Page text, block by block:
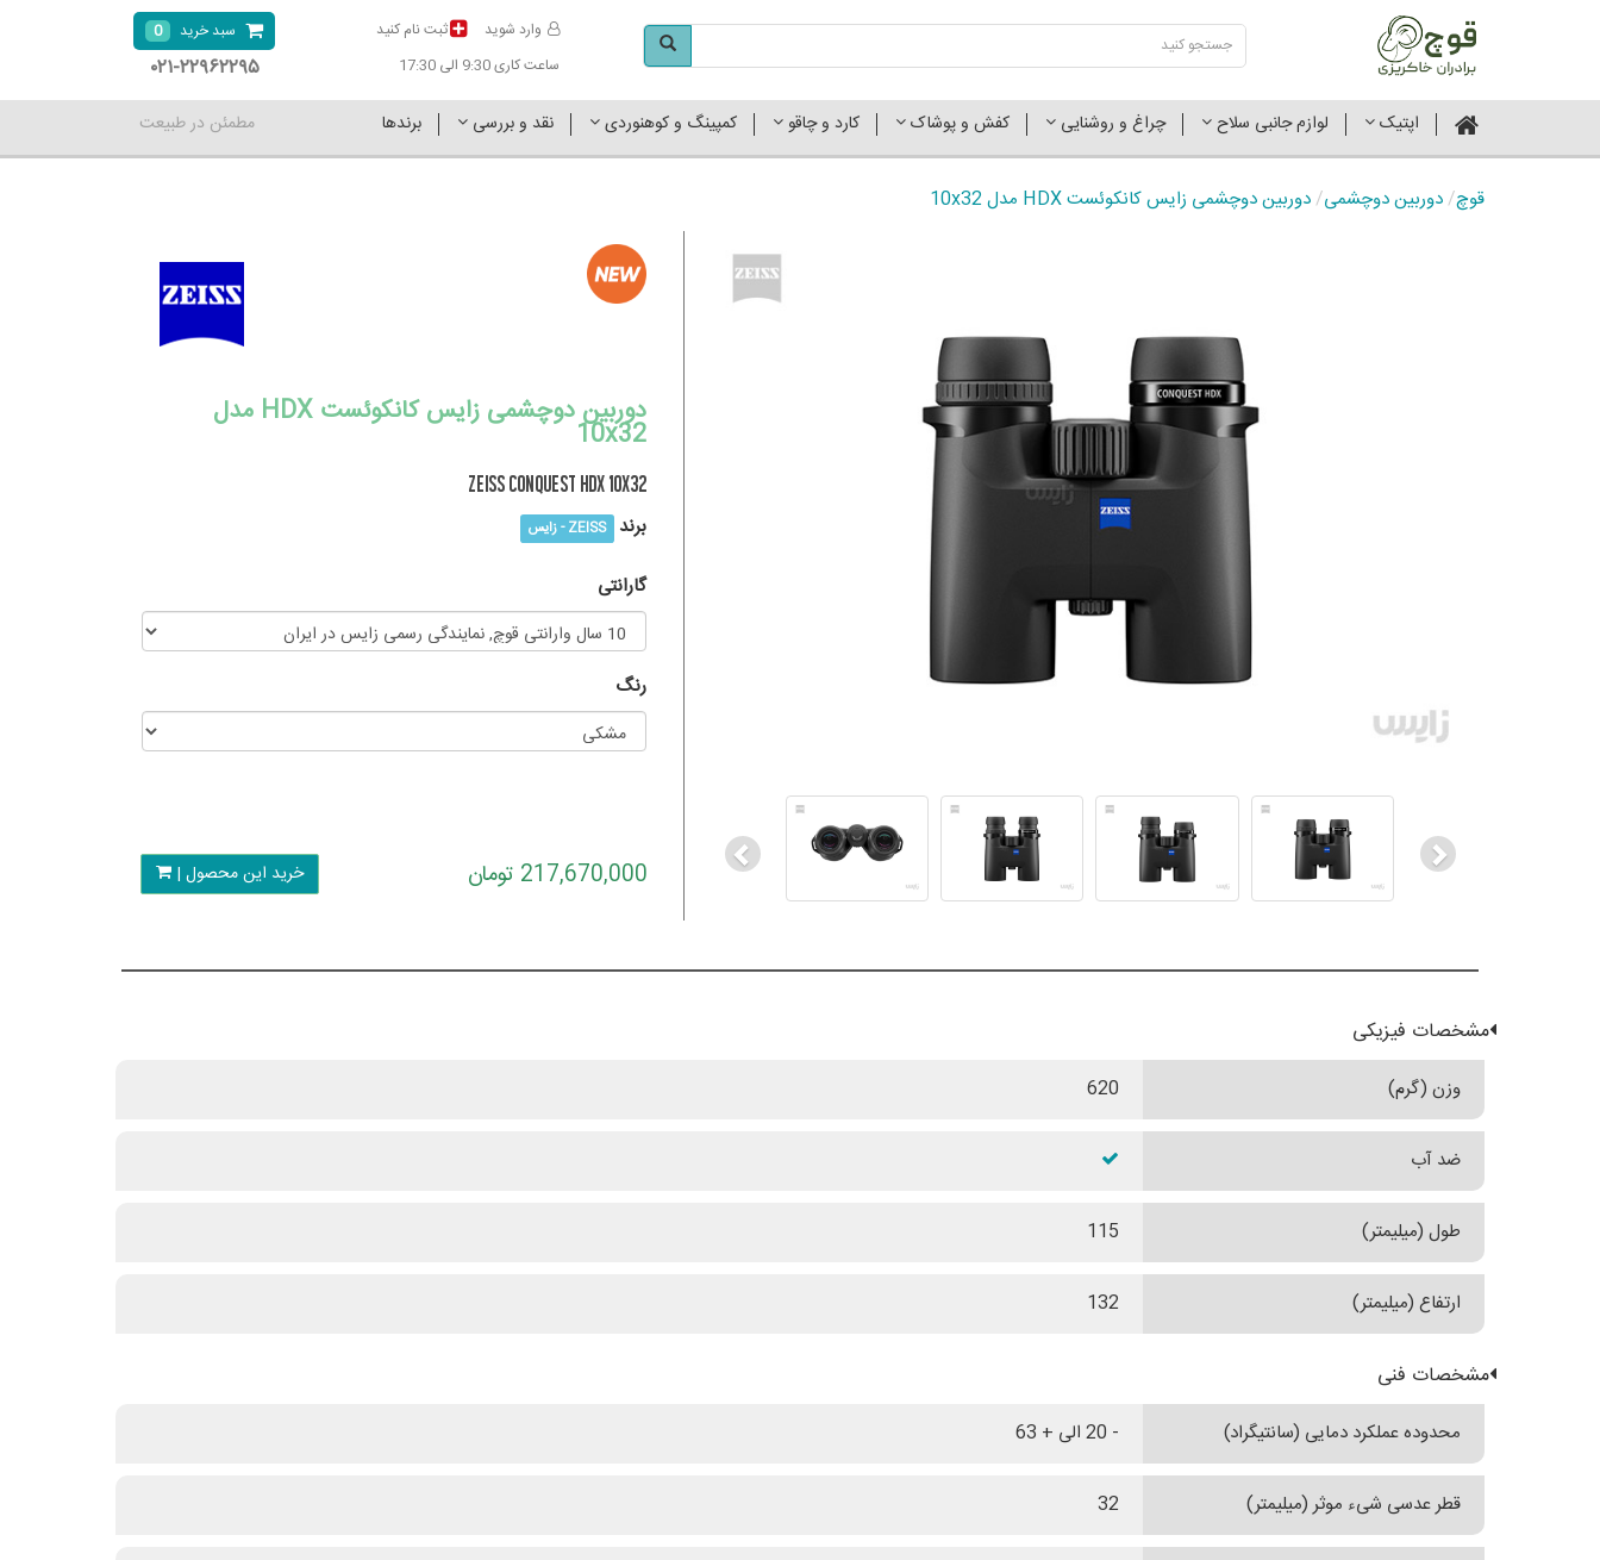
وارد شوید
ثبت نام کنید
ساعت کاری 9:30 الی 17:30
سبد خرید 0
۰۲۱-۲۲۹۶۲۲۹۵
اپتیک لوازم جانبی سلاح چراغ و روشنایی کفش و پوشاک کارد و چاقو کمپینگ و کوهنوردی نقد و بررسی برندها مطمئن در طبیعت
قوچ/ دوربین دوچشمی/ دوربین دوچشمی زایس کانکوئست HDX مدل 10x32
دوربین دوچشمی زایس کانکوئست HDX مدل
10x32
ZEISS CONQUEST HDX 10x32
برند ZEISS - زایس
گارانتی
رنگ
217,670,000 تومان خرید این محصول |
مشخصات فیزیکی
وزن (گرم) 620
ضد آب
طول (میلیمتر) 115
ارتفاع (میلیمتر) 132
مشخصات فنی
محدوده عملکرد دمایی (سانتیگراد) - 20 الی + 63
قطر عدسی شیء موثر (میلیمتر) 32